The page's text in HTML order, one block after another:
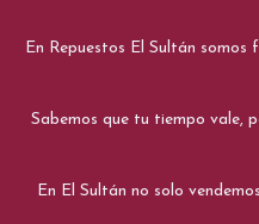
En Repuestos El Sultán
Sabemos que tu tiempo vale,
En El Sultán no solo